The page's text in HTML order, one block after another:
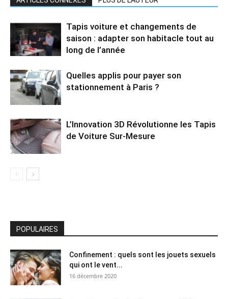
Tapis voiture et changements de
saison : adapter son habitacle tout au
long de l’année
Quelles applis pour payer son
stationnement à Paris ?
L’Innovation 3D Révolutionne les Tapis
de Voiture Sur-Mesure
POPULAIRES
Confinement : quels sont les jouets sexuels
qui ont le vent...
16 décembre 2020